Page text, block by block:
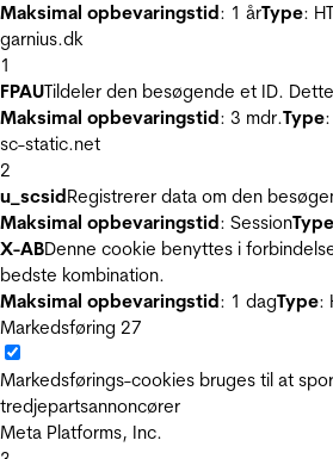
Maksimal opbevaringstid: 1 årType:
garnius.dk
1
FPAUTildeler den besøgende et ID.
Maksimal opbevaringstid: 3 mdr.Type
sc-static.net
2
u_scsidRegistrerer data om den
Maksimal opbevaringstid: SessionType
X-ABDenne cookie benyttes i
bedste kombination.
Maksimal opbevaringstid: 1 dagType:
Markedsføring 27
Markedsførings-cookies bruges til at
tredjepartsannoncører
Meta Platforms, Inc.